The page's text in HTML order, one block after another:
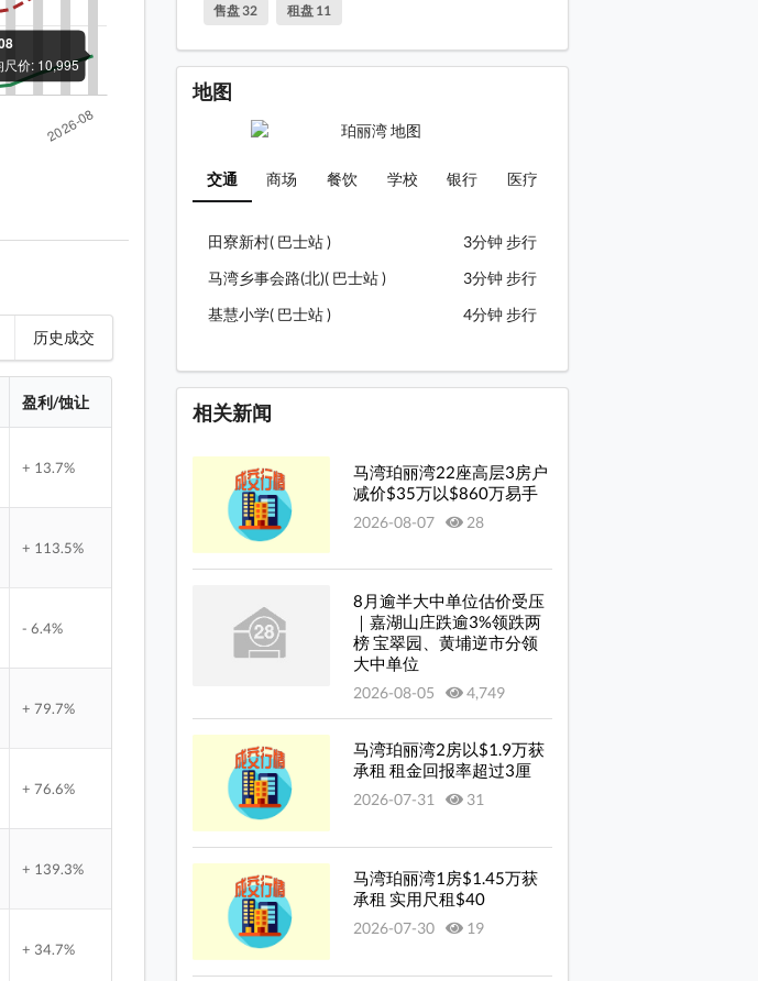
历史成交
盈利/蚀让
+ 13.7%
+ 113.5%
- 6.4%
+ 79.7%
+ 76.6%
+ 139.3%
+ 34.7%
售盘 32 租盘 11
地图
交通 商场 餐饮 学校 银行 医疗
田寮新村( 巴士站 )
3分钟 步行
马湾乡事会路(北)( 巴士站 )
3分钟 步行
基慧小学( 巴士站 )
4分钟 步行
相关新闻
马湾珀丽湾22座高层3房户
减价$35万以$860万易手
2026-08-07 28
8月逾半大中单位估价受压
｜嘉湖山庄跌逾3%领跌两
榜 宝翠园、黄埔逆市分领
大中单位
2026-08-05 4,749
马湾珀丽湾2房以$1.9万获
承租 租金回报率超过3厘
2026-07-31 31
马湾珀丽湾1房$1.45万获
承租 实用尺租$40
2026-07-30 19